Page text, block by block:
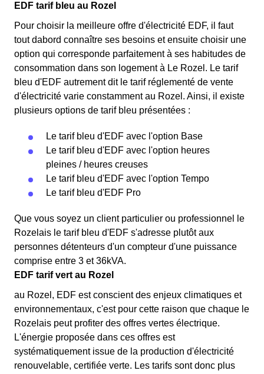
EDF tarif bleu au Rozel
Pour choisir la meilleure offre d'électricité EDF, il faut
tout dabord connaître ses besoins et ensuite choisir une
option qui corresponde parfaitement à ses habitudes de
consommation dans son logement à Le Rozel. Le tarif
bleu d'EDF autrement dit le tarif réglementé de vente
d'électricité varie constamment au Rozel. Ainsi, il existe
plusieurs options de tarif bleu présentées :
Le tarif bleu d'EDF avec l'option Base
Le tarif bleu d'EDF avec l'option heures
pleines / heures creuses
Le tarif bleu d'EDF avec l'option Tempo
Le tarif bleu d'EDF Pro
Que vous soyez un client particulier ou professionnel le
Rozelais le tarif bleu d'EDF s'adresse plutôt aux
personnes détenteurs d'un compteur d'une puissance
comprise entre 3 et 36kVA.
EDF tarif vert au Rozel
au Rozel, EDF est conscient des enjeux climatiques et
environnementaux, c'est pour cette raison que chaque le
Rozelais peut profiter des offres vertes électrique.
L'énergie proposée dans ces offres est
systématiquement issue de la production d'électricité
renouvelable, certifiée verte. Les tarifs sont donc plus